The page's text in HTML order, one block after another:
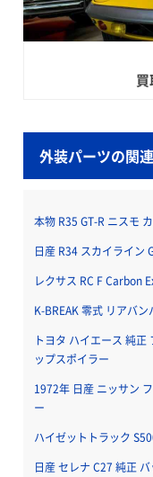
外装パーツの関
本物 R35 GT-R ニスモ
日産 R34 スカイライン
レクサス RC F Carbon
K-BREAK 零式 リアバン
トヨタ ハイエース 純
ップスポイラー
1972年 日産 ニッサン
ー
ハイゼットトラック
日産 セレナ C27 純正